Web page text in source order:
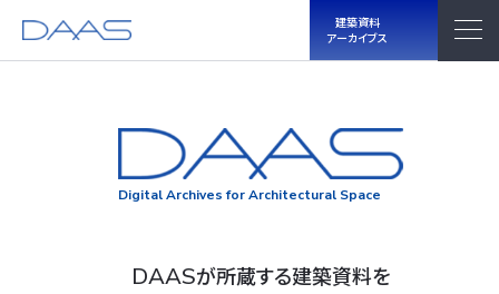
建築資料
アーカイブス
Digital Archives for Architectural Space
DAASが所蔵する建築資料を